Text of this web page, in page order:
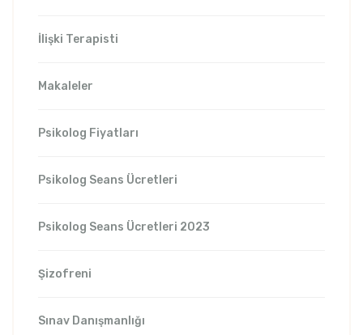
İlişki Terapisti
Makaleler
Psikolog Fiyatları
Psikolog Seans Ücretleri
Psikolog Seans Ücretleri 2023
Şizofreni
Sınav Danışmanlığı